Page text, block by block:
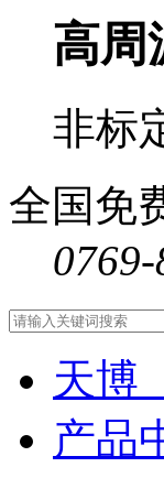
高周
非标
全国免
天博
产品